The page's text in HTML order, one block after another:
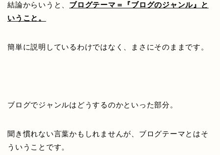
結論からいうと、 ブログテーマ＝『ブログのジャンル』と
いうこと。
簡単に説明しているわけではなく、まさにそのままです。
ブログでジャンルはどうするのかといった部分。
聞き慣れない言葉かもしれませんが、ブログテーマとはそ
ういうことです。